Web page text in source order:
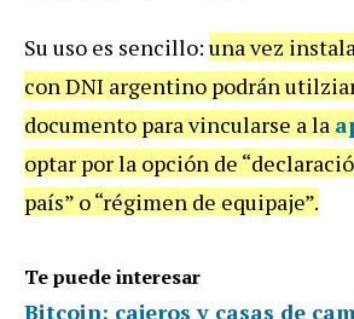
Su uso es sencillo: una vez
con DNI argentino podrán
documento para vincularse a la
optar por la opción de
país” o “régimen de equipaje”.
Te puede interesar
Bitcoin: cajeros y casas de